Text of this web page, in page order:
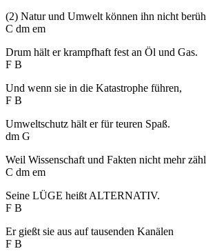
(2) Natur und Umwelt können ihn nicht
C dm em
Drum hält er krampfhaft fest an Öl und Gas.
F B
Und wenn sie in die Katastrophe führen,
F B
Umweltschutz hält er für teuren Spaß.
dm G
Weil Wissenschaft und Fakten nicht mehr
C dm em
Seine LÜGE heißt ALTERNATIV.
F B
Er gießt sie aus auf tausenden Kanälen
F B